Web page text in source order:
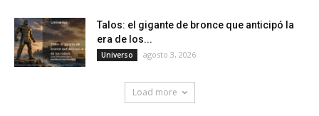
Talos: el gigante de bronce que anticipó la
era de los...
Universo agosto 3, 2026
Load more